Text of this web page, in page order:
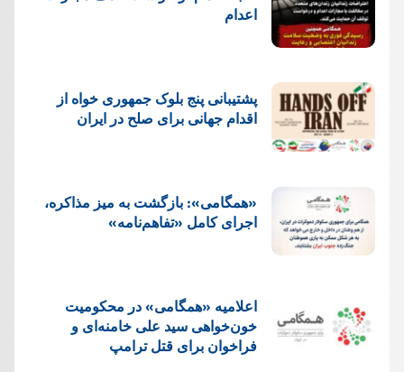
اعدام
پشتيبانی پنج بلوک جمهوری خواه از
اقدام جهانی برای صلح در ایران
«همگامی»: بازگشت به میز مذاکره،
اجرای کامل «تفاهم‌نامه»
اعلامیه «همگامی» در محکومیت
خون‌خواهی سید علی خامنه‌ای و
فراخوان برای قتل ترامپ